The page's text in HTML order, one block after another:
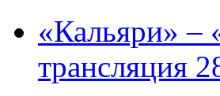
«Кальяри» –
трансляция